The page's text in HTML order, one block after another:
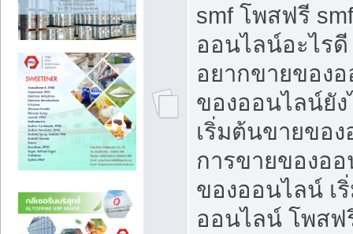
smf โพสฟรี
ออนไลน์อะไร
อยากขายของ
ของออนไลน์ยั
เริ่มต้นขายของ
การขายของอ
ของออนไลน์ เ
ออนไลน์ โพส